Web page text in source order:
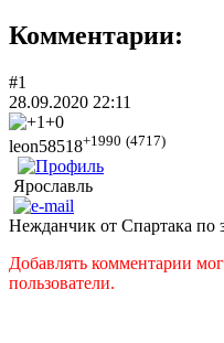
Комментарии:
#1
28.09.2020 22:11
+0
leon58518+1990 (4717)
Ярославль
Нежданчик от Спартака по
Добавлять комментарии
пользователи.